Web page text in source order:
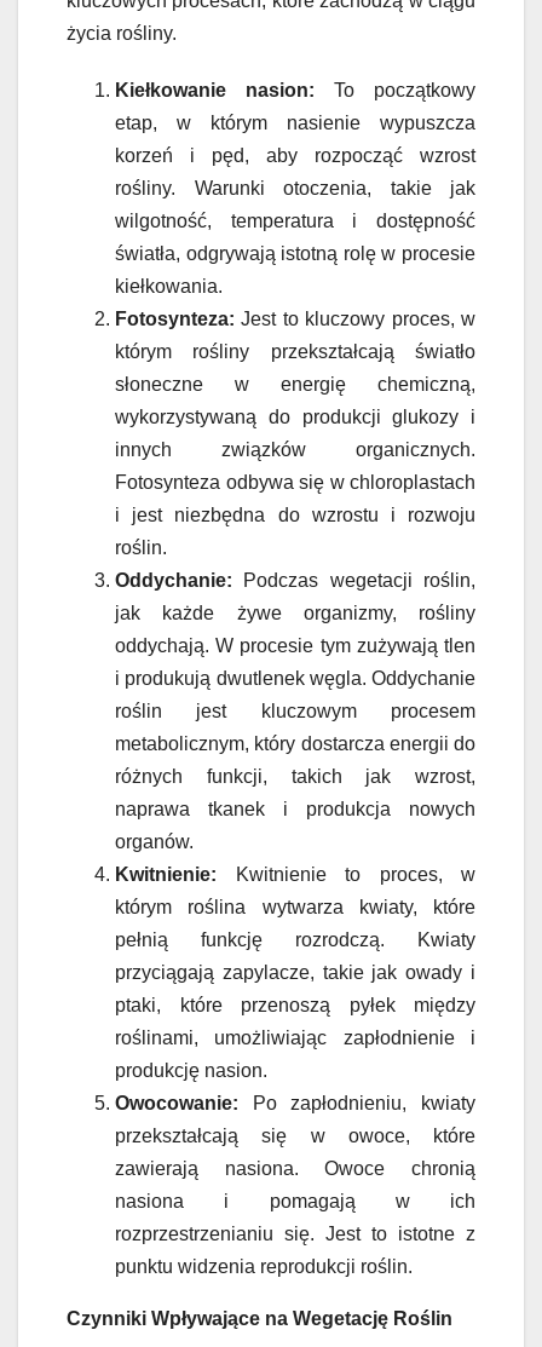
życia rośliny.
Kiełkowanie nasion: To początkowy
etap, w którym nasienie wypuszcza
korzeń i pęd, aby rozpocząć wzrost
rośliny. Warunki otoczenia, takie jak
wilgotność, temperatura i dostępność
światła, odgrywają istotną rolę w procesie
kiełkowania.
Fotosynteza: Jest to kluczowy proces, w
którym rośliny przekształcają światło
słoneczne w energię chemiczną,
wykorzystywaną do produkcji glukozy i
innych związków organicznych.
Fotosynteza odbywa się w chloroplastach
i jest niezbędna do wzrostu i rozwoju
roślin.
Oddychanie: Podczas wegetacji roślin,
jak każde żywe organizmy, rośliny
oddychają. W procesie tym zużywają tlen
i produkują dwutlenek węgla. Oddychanie
roślin jest kluczowym procesem
metabolicznym, który dostarcza energii do
różnych funkcji, takich jak wzrost,
naprawa tkanek i produkcja nowych
organów.
Kwitnienie: Kwitnienie to proces, w
którym roślina wytwarza kwiaty, które
pełnią funkcję rozrodczą. Kwiaty
przyciągają zapylacze, takie jak owady i
ptaki, które przenoszą pyłek między
roślinami, umożliwiając zapłodnienie i
produkcję nasion.
Owocowanie: Po zapłodnieniu, kwiaty
przekształcają się w owoce, które
zawierają nasiona. Owoce chronią
nasiona i pomagają w ich
rozprzestrzenianiu się. Jest to istotne z
punktu widzenia reprodukcji roślin.
Czynniki Wpływające na Wegetację Roślin